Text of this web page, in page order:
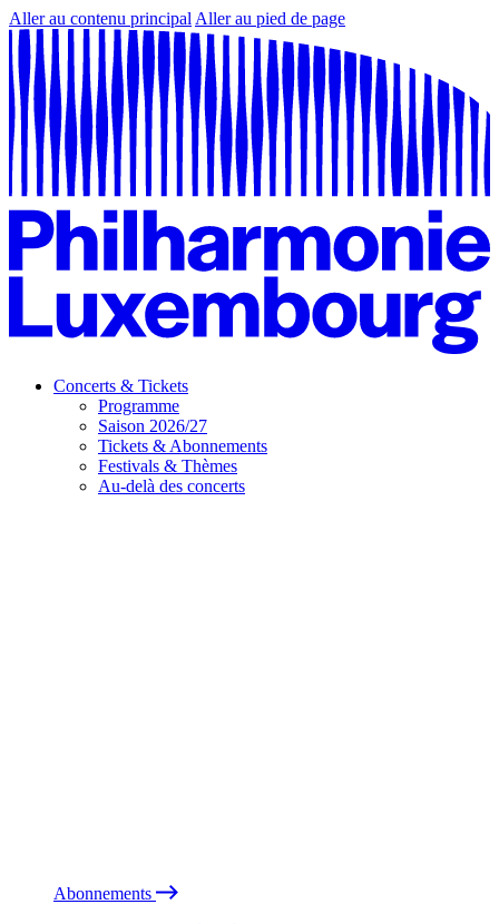
Aller au contenu principal Aller au pied de page
Concerts & Tickets
Programme
Saison 2026/27
Tickets & Abonnements
Festivals & Thèmes
Au-delà des concerts
Abonnements